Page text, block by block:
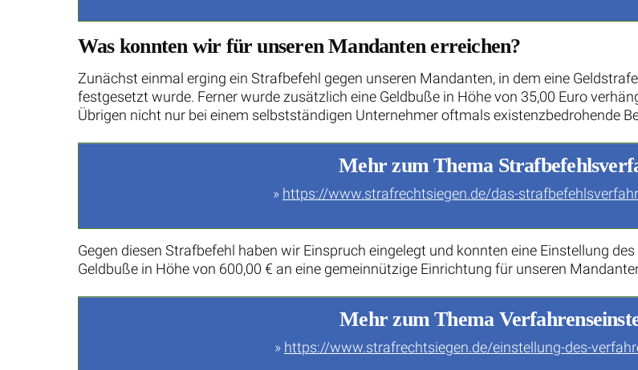
Was konnten wir für unseren Mandanten erreichen?
Zunächst einmal erging ein Strafbefehl gegen unseren Mandanten, in dem eine
festgesetzt wurde. Ferner wurde zusätzlich eine Geldbuße in Höhe von 35,00 Euro
Übrigen nicht nur bei einem selbstständigen Unternehmer oftmals existenzbedrohende
Mehr zum Thema
» https://www.strafrechtsiegen.de/das-
Gegen diesen Strafbefehl haben wir Einspruch eingelegt und konnten eine Einstellung
Geldbuße in Höhe von 600,00 € an eine gemeinnützige Einrichtung für unseren
Mehr zum Thema
» https://www.strafrechtsiegen.de/einstellung-des-